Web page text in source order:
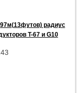
радиус
T-67 и G10